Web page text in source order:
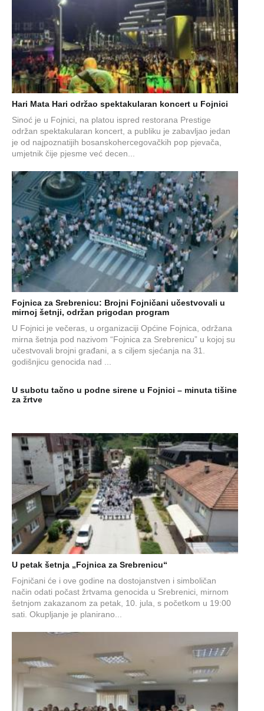
Hari Mata Hari održao spektakularan koncert u Fojnici
Sinoć je u Fojnici, na platou ispred restorana Prestige
održan spektakularan koncert, a publiku je zabavljao jedan
je od najpoznatijih bosanskohercegovačkih pop pjevača,
umjetnik čije pjesme već decen...
Fojnica za Srebrenicu: Brojni Fojničani učestvovali u
mirnoj šetnji, održan prigodan program
U Fojnici je večeras, u organizaciji Općine Fojnica, održana
mirna šetnja pod nazivom “Fojnica za Srebrenicu” u kojoj su
učestvovali brojni građani, a s ciljem sjećanja na 31.
godišnjicu genocida nad ...
U subotu tačno u podne sirene u Fojnici – minuta tišine
za žrtve
U petak šetnja „Fojnica za Srebrenicu“
Fojničani će i ove godine na dostojanstven i simboličan
način odati počast žrtvama genocida u Srebrenici, mirnom
šetnjom zakazanom za petak, 10. jula, s početkom u 19:00
sati. Okupljanje je planirano...